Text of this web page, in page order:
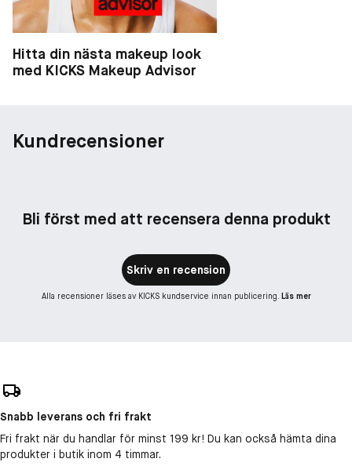
Hitta din nästa makeup look
med KICKS Makeup Advisor
Kundrecensioner
Bli först med att recensera denna produkt
Skriv en recension
Alla recensioner läses av KICKS kundservice innan publicering. Läs mer
Snabb leverans och fri frakt
Fri frakt när du handlar för minst 199 kr! Du kan också hämta dina
produkter i butik inom 4 timmar.